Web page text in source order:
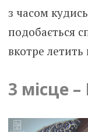
з часом
подобається
вкотре летить
3 місце –